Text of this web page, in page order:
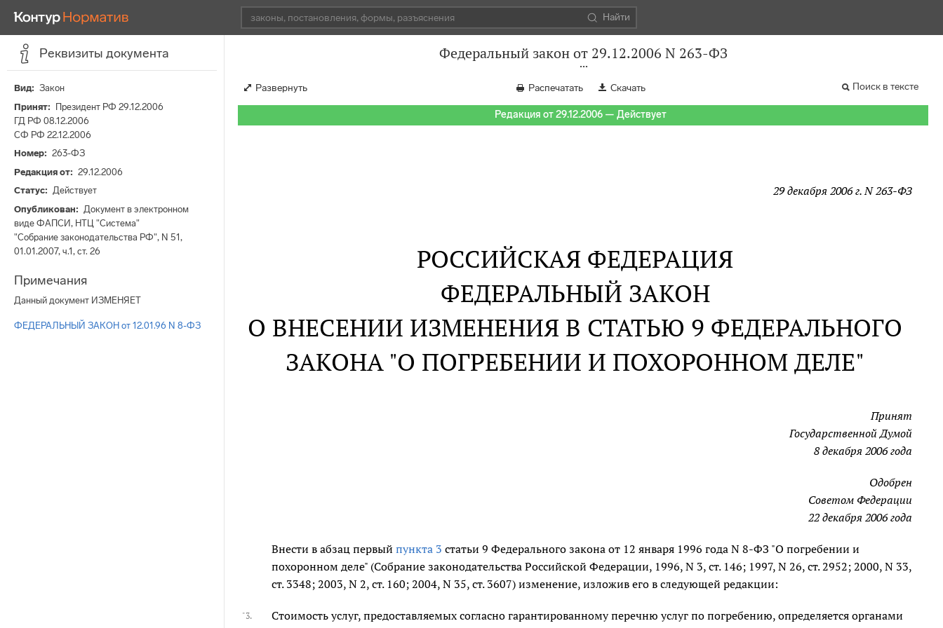
Найти
Реквизиты документа
Вид
Закон
Принят
Президент РФ 29.12.2006
ГД РФ 08.12.2006
СФ РФ 22.12.2006
Номер
263-ФЗ
Редакция от
29.12.2006
Статус
Действует
Опубликован
Документ в электронном
виде ФАПСИ, НТЦ "Система"
"Собрание законодательства РФ", N 51,
01.01.2007, ч.1, ст. 26
Примечания
Данный документ ИЗМЕНЯЕТ
ФЕДЕРАЛЬНЫЙ ЗАКОН от 12.01.96 N 8-ФЗ
Федеральный закон от 29.12.2006 N 263-ФЗ
Развернуть Распечатать Скачать Поиск в тексте
Редакция от 29.12.2006 — Действует
29 декабря 2006 г. N 263-ФЗ
РОССИЙСКАЯ ФЕДЕРАЦИЯ
ФЕДЕРАЛЬНЫЙ ЗАКОН
О ВНЕСЕНИИ ИЗМЕНЕНИЯ В СТАТЬЮ 9 ФЕДЕРАЛЬНОГО
ЗАКОНА "О ПОГРЕБЕНИИ И ПОХОРОННОМ ДЕЛЕ"
Принят
Государственной Думой
8 декабря 2006 года
Одобрен
Советом Федерации
22 декабря 2006 года
Внести в абзац первыйпункта 3 статьи 9 Федерального закона от 12 января 1996 года N 8-ФЗ "О погребении и
похоронном деле" (Собрание законодательства Российской Федерации, 1996, N 3, ст. 146; 1997, N 26, ст. 2952; 2000, N 33,
ст. 3348; 2003, N 2, ст. 160; 2004, N 35, ст. 3607) изменение, изложив его в следующей редакции:
"3.
Стоимость услуг, предоставляемых согласно гарантированному перечню услуг по погребению, определяется органами